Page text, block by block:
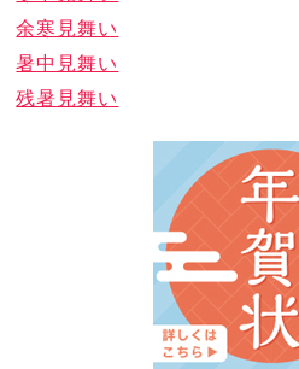
余寒見舞い
暑中見舞い
残暑見舞い